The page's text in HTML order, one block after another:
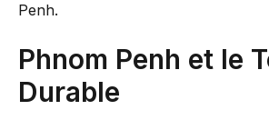
Penh.
Phnom Penh et le
Durable